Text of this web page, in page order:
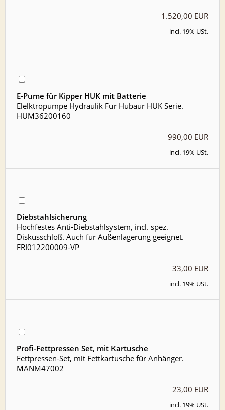
1.520,00 EUR
incl. 19% USt.
E-Pume für Kipper HUK mit Batterie
Elelktropumpe Hydraulik Für Hubaur HUK Serie.
HUM36200160
990,00 EUR
incl. 19% USt.
Diebstahlsicherung
Hochfestes Anti-Diebstahlsystem, incl. spez.
Diskusschloß. Auch für Außenlagerung geeignet.
FRI012200009-VP
33,00 EUR
incl. 19% USt.
Profi-Fettpressen Set, mit Kartusche
Fettpressen-Set, mit Fettkartusche für Anhänger.
MANM47002
23,00 EUR
incl. 19% USt.